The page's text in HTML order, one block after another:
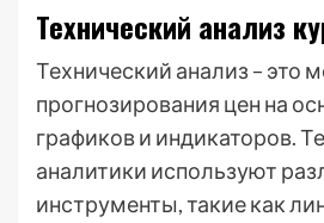
Технический анализ
Технический анализ – это
прогнозирования цен на
графиков и индикаторов.
аналитики используют
инструменты, такие как